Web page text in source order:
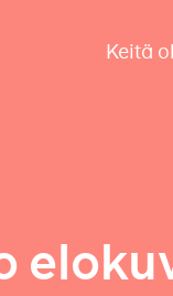
Keitä